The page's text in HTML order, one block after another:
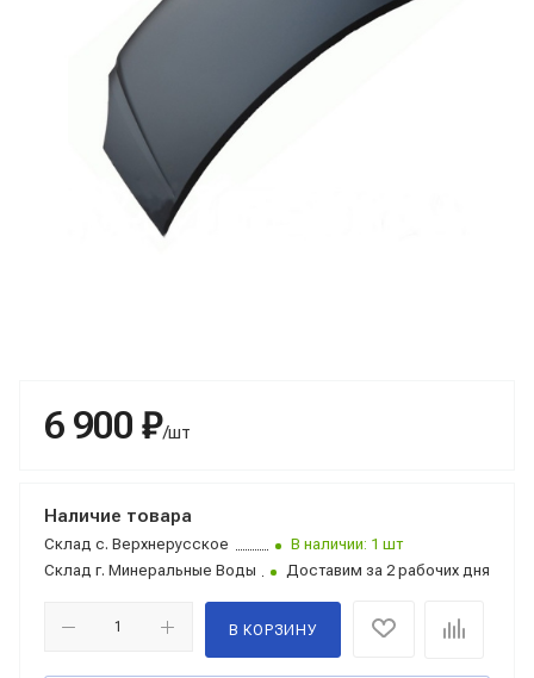
6 900 ₽/шт
Наличие товара
Склад с. Верхнерусское
В наличии: 1 шт
Склад г. Минеральные Воды Доставим за 2 рабочих дня
В КОРЗИНУ